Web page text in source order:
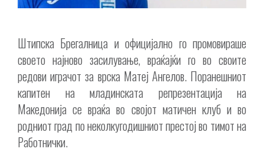
Штипска Брегалница и официјално го промовираше
своето најново засилување, враќајќи го во своите
редови играчот за врска Матеј Ангелов. Поранешниот
капитен на младинската репрезентација на
Македонија се враќа во својот матичен клуб и во
родниот град по неколкугодишниот престој во тимот на
Работнички.